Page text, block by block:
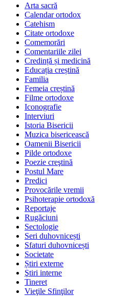
Arta sacră
Calendar ortodox
Catehism
Citate ortodoxe
Comemorări
Comentariile zilei
Credință și medicină
Educația creștină
Familia
Femeia creștină
Filme ortodoxe
Iconografie
Interviuri
Istoria Bisericii
Muzica bisericească
Oamenii Bisericii
Pilde ortodoxe
Poezie creştină
Postul Mare
Predici
Provocările vremii
Psihoterapie ortodoxă
Reportaje
Rugăciuni
Sectologie
Seri duhovnicești
Sfaturi duhovnicești
Societate
Știri externe
Ştiri interne
Tineret
Vieţile Sfinţilor